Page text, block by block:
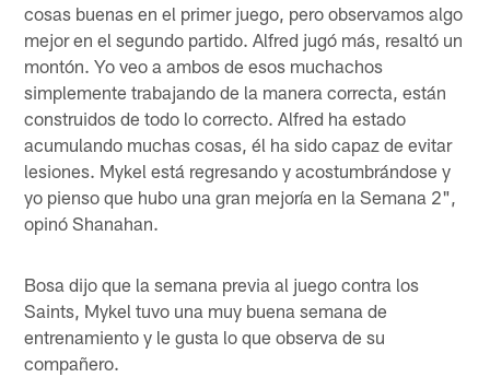
cosas buenas en el primer juego, pero observamos algo
mejor en el segundo partido. Alfred jugó más, resaltó un
montón. Yo veo a ambos de esos muchachos
simplemente trabajando de la manera correcta, están
construidos de todo lo correcto. Alfred ha estado
acumulando muchas cosas, él ha sido capaz de evitar
lesiones. Mykel está regresando y acostumbrándose y
yo pienso que hubo una gran mejoría en la Semana 2",
opinó Shanahan.
Bosa dijo que la semana previa al juego contra los
Saints, Mykel tuvo una muy buena semana de
entrenamiento y le gusta lo que observa de su
compañero.